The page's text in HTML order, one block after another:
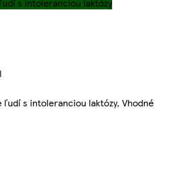
ľudí s intoleranciou laktózy, Vhodné